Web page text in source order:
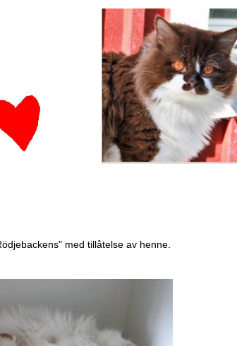
d 02 62
med tillåtelse av henne.